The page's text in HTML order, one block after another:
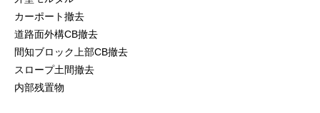
カーポート撤去
道路面外構CB撤去
間知ブロック上部CB撤去
スロープ土間撤去
内部残置物